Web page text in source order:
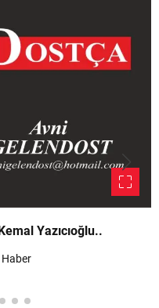
”Mehmet Kemal Yazıcıoğlu..